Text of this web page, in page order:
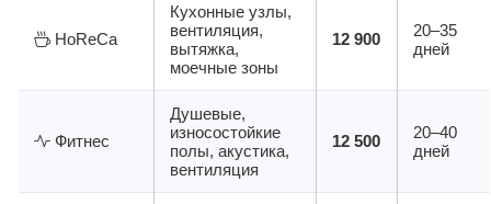
HoReCa
Кухонные узлы,
вентиляция,
вытяжка,
моечные зоны
12 900
20–35
дней
Фитнес
Душевые,
износостойкие
полы, акустика,
вентиляция
12 500
20–40
дней